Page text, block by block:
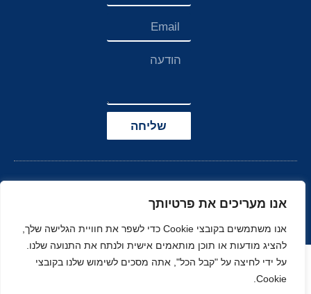
אנו מעריכים את פרטיותך
אנו משתמשים בקובצי Cookie כדי לשפר את חוויית הגלישה שלך,
להציג מודעות או תוכן מותאמים אישית ולנתח את התנועה שלנו.
על ידי לחיצה על "קבל הכל", אתה מסכים לשימוש שלנו בקובצי
Cookie.
שליחה
הצהרת נגישות